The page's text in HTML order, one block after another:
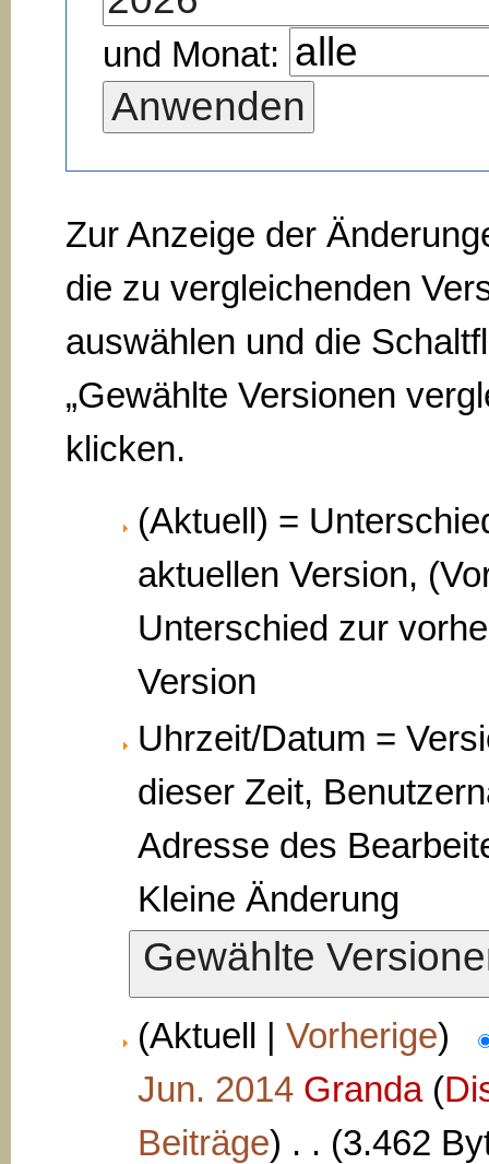
und Monat:
Zur Anzeige der
die zu vergleichenden
auswählen und die
„Gewählte Versionen
klicken.
(Aktuell) =
aktuellen Version,
Unterschied zur
Version
Uhrzeit/Datum =
dieser Zeit,
Adresse des
Kleine Änderung
(Aktuell |Vorherige)
Jun. 2014 Granda (
Beiträge) . . (3.462